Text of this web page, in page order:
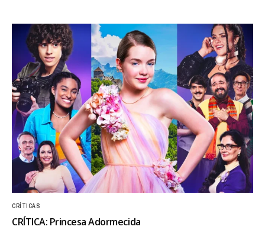
CRÍTICAS
CRÍTICA: Princesa Adormecida